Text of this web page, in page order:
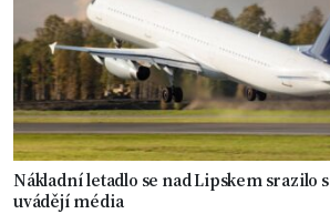
Nákladní letadlo se nad Lipskem srazilo
uvádějí média